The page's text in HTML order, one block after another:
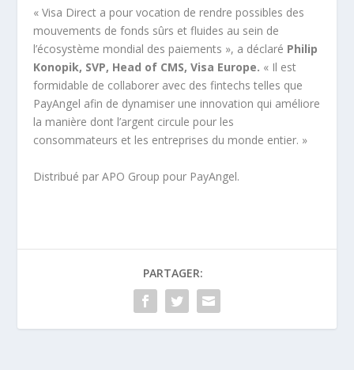
« Visa Direct a pour vocation de rendre possibles des
mouvements de fonds sûrs et fluides au sein de
l’écosystème mondial des paiements », a déclaré Philip
Konopik, SVP, Head of CMS, Visa Europe. « Il est
formidable de collaborer avec des fintechs telles que
PayAngel afin de dynamiser une innovation qui améliore
la manière dont l’argent circule pour les
consommateurs et les entreprises du monde entier. »
Distribué par APO Group pour PayAngel.
PARTAGER: